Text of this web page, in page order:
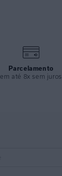
Parcelamento
em até 8x sem juros